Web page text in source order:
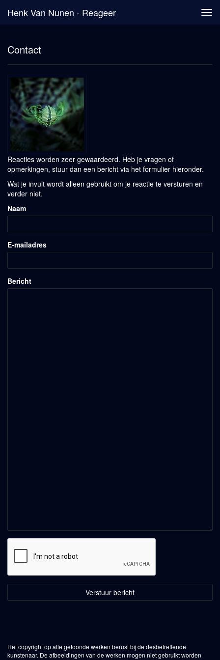
Henk Van Nunen - Reageer
Contact
Reacties worden zeer gewaardeerd. Heb je vragen of
opmerkingen, stuur dan een bericht via het formulier hieronder.
Wat je invult wordt alleen gebruikt om je reactie te versturen en
verder niet.
Naam
E-mailadres
Bericht
Het copyright op alle getoonde werken berust bij de desbetreffende
kunstenaar. De afbeeldingen van de werken mogen niet gebruikt worden